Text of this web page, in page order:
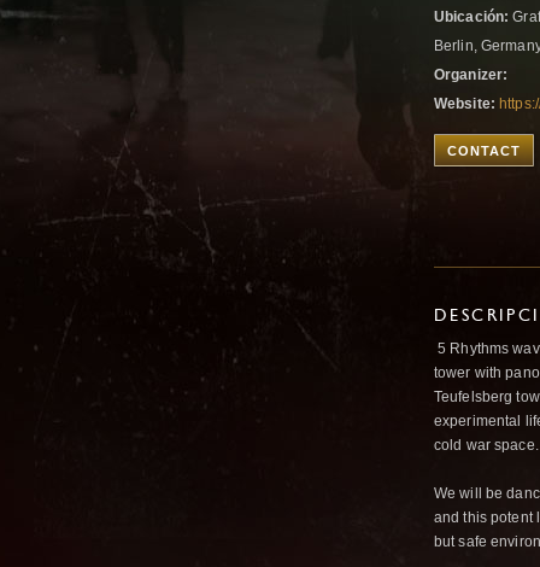
Ubicación:
Berlin,
Organizer:
Website:
CONTACT
5 Rhythms
tower with
Teufelsberg
experimental
cold war
We will be
and this potent
but safe